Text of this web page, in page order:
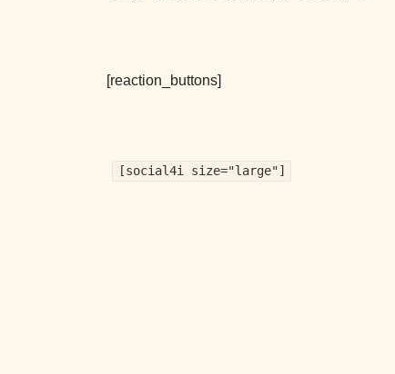
[reaction_buttons]
[social4i size="large"]